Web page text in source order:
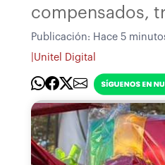
compensados,
Publicación: Hace 5
Unitel Digital